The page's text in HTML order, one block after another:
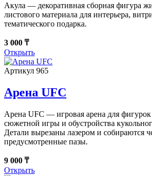
Акула — декоративная сборная фигура
листового материала для интерьера,
тематического подарка.
3 000 ₸
Открыть
Артикул 965
Арена UFC
Арена UFC — игровая арена для
сюжетной игры и обустройства
Детали вырезаны лазером и собираются
предусмотренные пазы.
9 000 ₸
Открыть